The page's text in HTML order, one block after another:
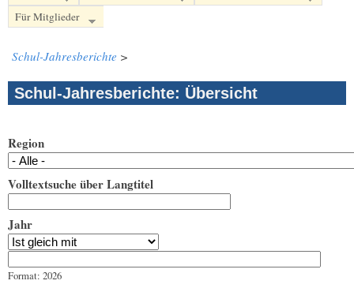
Für Mitglieder
Schul-Jahresberichte >
Schul-Jahresberichte: Übersicht
Region
Volltextsuche über Langtitel
Jahr
Format: 2026